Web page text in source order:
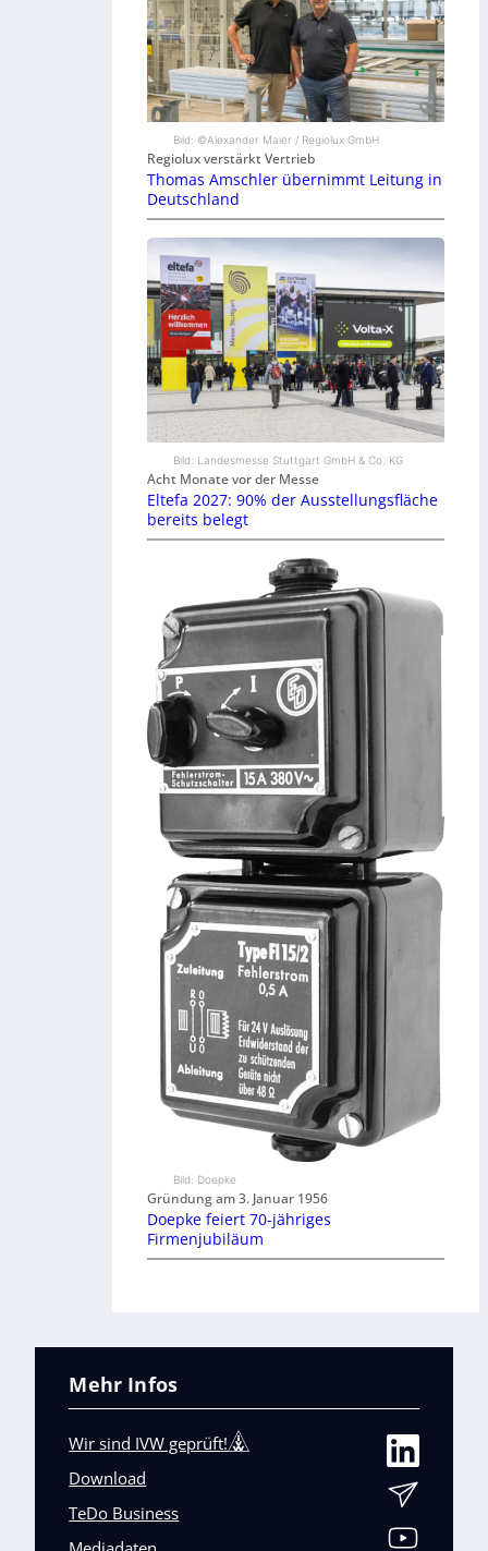
Bild: ©Alexander Maier / Regiolux GmbH
Regiolux verstärkt Vertrieb
Thomas Amschler übernimmt Leitung in
Deutschland
Bild: Landesmesse Stuttgart GmbH & Co. KG
Acht Monate vor der Messe
Eltefa 2027: 90% der Ausstellungsfläche
bereits belegt
Bild: Doepke
Gründung am 3. Januar 1956
Doepke feiert 70-jähriges
Firmenjubiläum
Mehr Infos
Wir sind IVW geprüft!
Download
TeDo Business